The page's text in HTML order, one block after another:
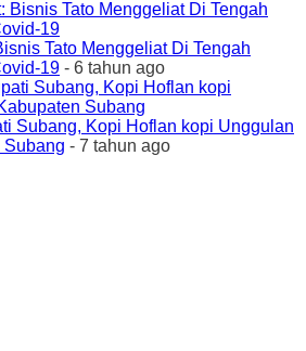
Tato Menggeliat Di Tengah
19 - 6 tahun ago
Subang, Kopi Hoflan kopi Unggulan
Subang - 7 tahun ago